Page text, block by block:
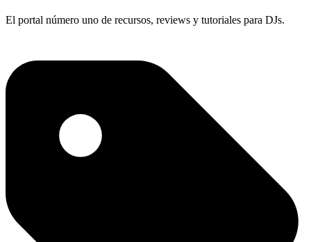
El portal número uno de recursos, reviews y tutoriales para DJs.